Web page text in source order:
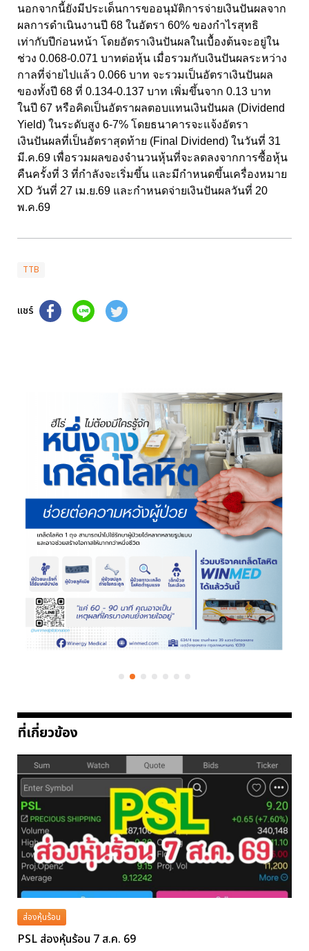
นอกจากนี้ยังมีประเด็นการขออนุมัติการจ่ายเงินปันผลจาก
ผลการดำเนินงานปี 68 ในอัตรา 60% ของกำไรสุทธิ
เท่ากับปีก่อนหน้า โดยอัตราเงินปันผลในเบื้องต้นจะอยู่ใน
ช่วง 0.068-0.071 บาทต่อหุ้น เมื่อรวมกับเงินปันผลระหว่าง
กาลที่จ่ายไปแล้ว 0.066 บาท จะรวมเป็นอัตราเงินปันผล
ของทั้งปี 68 ที่ 0.134-0.137 บาท เพิ่มขึ้นจาก 0.13 บาท
ในปี 67 หรือคิดเป็นอัตราผลตอบแทนเงินปันผล (Dividend
Yield) ในระดับสูง 6-7% โดยธนาคารจะแจ้งอัตรา
เงินปันผลที่เป็นอัตราสุดท้าย (Final Dividend) ในวันที่ 31
มี.ค.69 เพื่อรวมผลของจำนวนหุ้นที่จะลดลงจากการซื้อหุ้น
คืนครั้งที่ 3 ที่กำลังจะเริ่มขึ้น และมีกำหนดขึ้นเครื่องหมาย
XD วันที่ 27 เม.ย.69 และกำหนดจ่ายเงินปันผลวันที่ 20
พ.ค.69
TTB
แชร์
ที่เกี่ยวข้อง
ส่องหุ้นร้อน
PSL ส่องหุ้นร้อน 7 ส.ค. 69